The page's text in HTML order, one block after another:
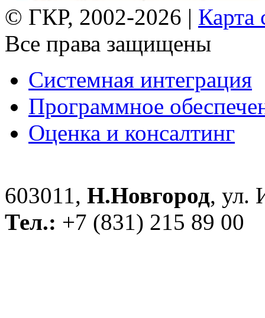
© ГКР, 2002-2026 | Карта
Все права защищены
Системная интеграция
Программное
Оценка и консалтинг
603011, Н.Новгород, ул.
Тел.: +7 (831) 215 89 00